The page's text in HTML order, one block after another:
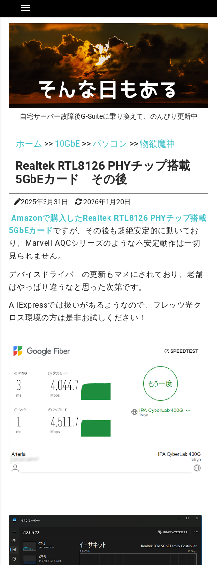
menu
自宅サーバー故障後G-Suiteに乗り換えて、のんびり更新中
ホーム >> 10GbE >>パソコン >>物欲魔神
Realtek RTL8126 PHYチップ搭載
5GbEカード その後
2025年3月31日 2026年1月20日
Amazonで購入したRealtek RTL8126 PHYチップ搭載
5GbEカードですが、その後も超絶安定的に動いてお
り、Marvell AQCシリーズのような不安定動作は一切
見られません。
デバイスドライバーの更新もマメにされており、老舗
はやっぱり違うなと思った次第です。
AliExpressでは扱いがあるようなので、フレッツ光ク
ロス環境の方は是非お試しください！